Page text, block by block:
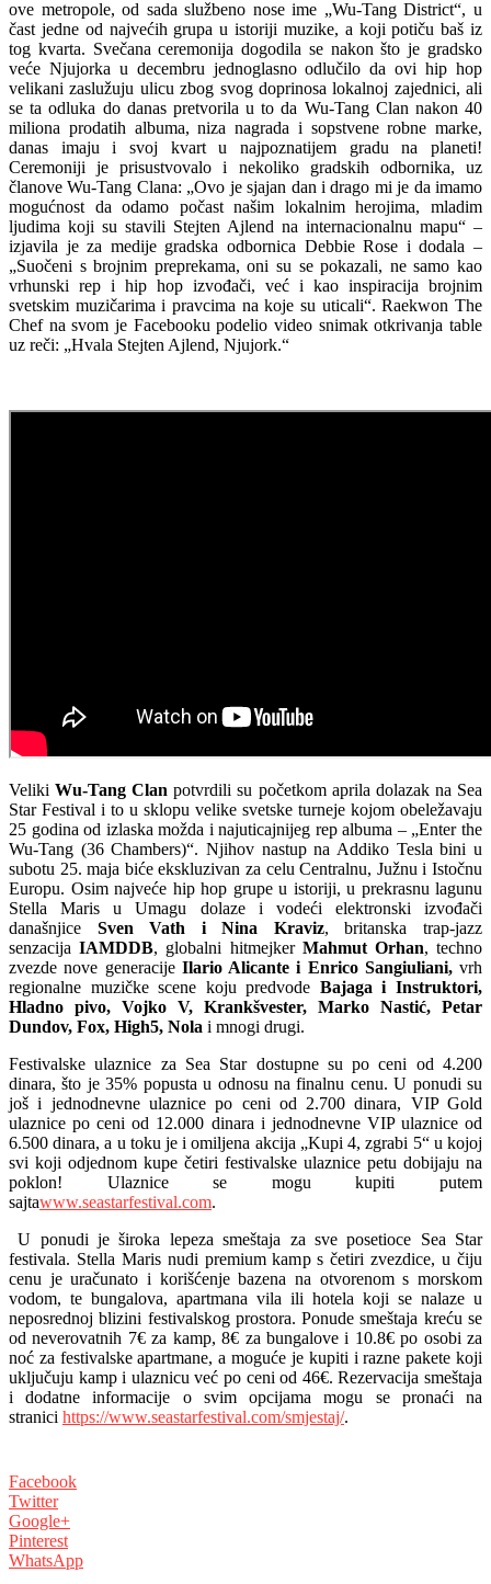
ove metropole, od sada službeno nose ime „Wu-Tang District“, u
čast jedne od najvećih grupa u istoriji muzike, a koji potiču baš iz
tog kvarta. Svečana ceremonija dogodila se nakon što je gradsko
veće Njujorka u decembru jednoglasno odlučilo da ovi hip hop
velikani zaslužuju ulicu zbog svog doprinosa lokalnoj zajednici, ali
se ta odluka do danas pretvorila u to da Wu-Tang Clan nakon 40
miliona prodatih albuma, niza nagrada i sopstvene robne marke,
danas imaju i svoj kvart u najpoznatijem gradu na planeti!
Ceremoniji je prisustvovalo i nekoliko gradskih odbornika, uz
članove Wu-Tang Clana: „Ovo je sjajan dan i drago mi je da imamo
mogućnost da odamo počast našim lokalnim herojima, mladim
ljudima koji su stavili Stejten Ajlend na internacionalnu mapu“ –
izjavila je za medije gradska odbornica Debbie Rose i dodala –
„Suočeni s brojnim preprekama, oni su se pokazali, ne samo kao
vrhunski rep i hip hop izvođači, već i kao inspiracija brojnim
svetskim muzičarima i pravcima na koje su uticali“. Raekwon The
Chef na svom je Facebooku podelio video snimak otkrivanja table
uz reči: „Hvala Stejten Ajlend, Njujork.“
VelikiWu-Tang Clan potvrdili su početkom aprila dolazak na Sea
Star Festival i to u sklopu velike svetske turneje kojom obeležavaju
25 godina od izlaska možda i najuticajnijeg rep albuma – „Enter the
Wu-Tang (36 Chambers)“. Njihov nastup na Addiko Tesla bini u
subotu 25. maja biće ekskluzivan za celu Centralnu, Južnu i Istočnu
Europu. Osim najveće hip hop grupe u istoriji, u prekrasnu lagunu
Stella Maris u Umagu dolaze i vodeći elektronski izvođači
današnjice Sven Vath i Nina Kraviz, britanska trap-jazz
senzacija IAMDDB, globalni hitmejker Mahmut Orhan, techno
zvezde nove generacije Ilario Alicante i Enrico Sangiuliani,vrh
regionalne muzičke scene koju predvode Bajaga i Instruktori,
Hladno pivo, Vojko V, Krankšvester, Marko Nastić, Petar
Dundov, Fox, High5, Nola i mnogi drugi.
Festivalske ulaznice za Sea Star dostupne su po ceni od 4.200
dinara, što je 35% popusta u odnosu na finalnu cenu. U ponudi su
još i jednodnevne ulaznice po ceni od 2.700 dinara, VIP Gold
ulaznice po ceni od 12.000 dinara i jednodnevne VIP ulaznice od
6.500 dinara, a u toku je i omiljena akcija „Kupi 4, zgrabi 5“ u kojoj
svi koji odjednom kupe četiri festivalske ulaznice petu dobijaju na
poklon! Ulaznice se mogu kupiti putem
sajtawww.seastarfestival.com.
U ponudi je široka lepeza smeštaja za sve posetioce Sea Star
festivala. Stella Maris nudi premium kamp s četiri zvezdice, u čiju
cenu je uračunato i korišćenje bazena na otvorenom s morskom
vodom, te bungalova, apartmana vila ili hotela koji se nalaze u
neposrednoj blizini festivalskog prostora. Ponude smeštaja kreću se
od neverovatnih 7€ za kamp, 8€ za bungalove i 10.8€ po osobi za
noć za festivalske apartmane, a moguće je kupiti i razne pakete koji
uključuju kamp i ulaznicu već po ceni od 46€. Rezervacija smeštaja
i dodatne informacije o svim opcijama mogu se pronaći na
stranici https://www.seastarfestival.com/smjestaj/.
Facebook
Twitter
Google+
Pinterest
WhatsApp